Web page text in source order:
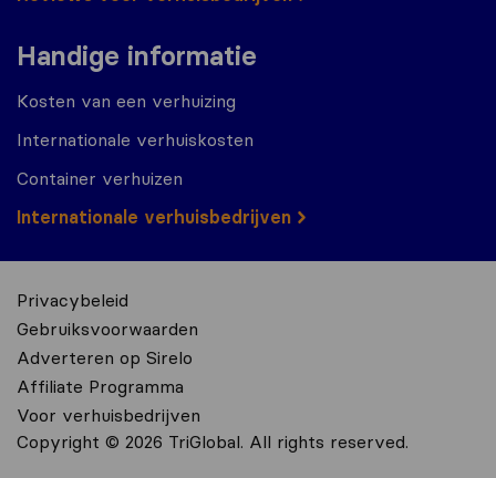
Handige informatie
Kosten van een verhuizing
Internationale verhuiskosten
Container verhuizen
Internationale verhuisbedrijven
Privacybeleid
Gebruiksvoorwaarden
Adverteren op Sirelo
Affiliate Programma
Voor verhuisbedrijven
Copyright © 2026 TriGlobal. All rights reserved.